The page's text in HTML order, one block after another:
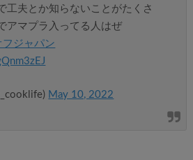
工夫とか知らないことがたくさ
アマプラ入ってる人はぜ
ジャパン
May 10, 2022